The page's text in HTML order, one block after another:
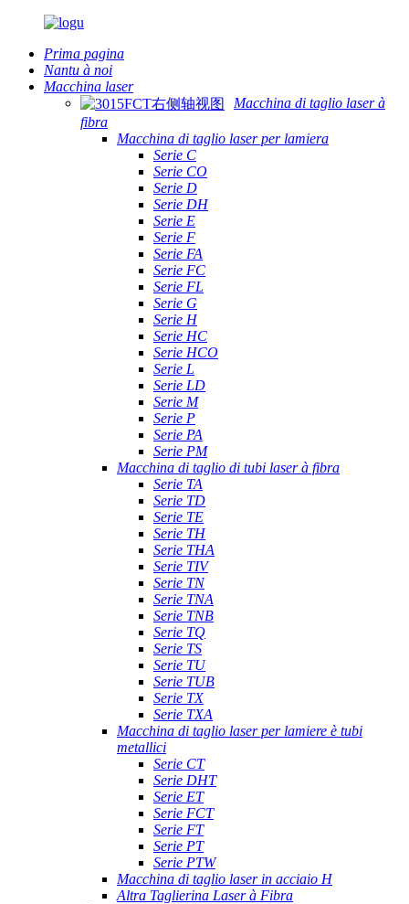
Prima pagina
Nantu à noi
Macchina laser
Macchina di taglio laser à
fibra
Macchina di taglio laser per lamiera
Serie C
Serie CO
Serie D
Serie DH
Serie E
Serie F
Serie FA
Serie FC
Serie FL
Serie G
Serie H
Serie HC
Serie HCO
Serie L
Serie LD
Serie M
Serie P
Serie PA
Serie PM
Macchina di taglio di tubi laser à fibra
Serie TA
Serie TD
Serie TE
Serie TH
Serie THA
Serie TIV
Serie TN
Serie TNA
Serie TNB
Serie TQ
Serie TS
Serie TU
Serie TUB
Serie TX
Serie TXA
Macchina di taglio laser per lamiere è tubi
metallici
Serie CT
Serie DHT
Serie ET
Serie FCT
Serie FT
Serie PT
Serie PTW
Macchina di taglio laser in acciaio H
Altra Taglierina Laser à Fibra